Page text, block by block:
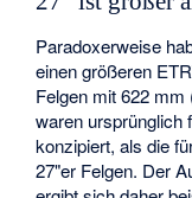
Paradoxerweise
einen größeren
Felgen mit 622
waren ursprünglich
konzipiert, als die
27"er Felgen. Der